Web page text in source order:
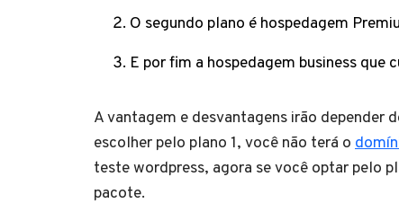
O segundo plano é hospedagem
E por fim a hospedagem business que
A vantagem e desvantagens irão depender
escolher pelo plano 1, você não terá o
teste wordpress, agora se você optar pelo
pacote.